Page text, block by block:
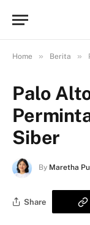
Home » Berita »
Palo
Siber
By Maretha
Share